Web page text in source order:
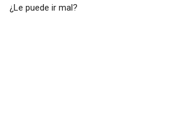
¿Le puede ir mal?